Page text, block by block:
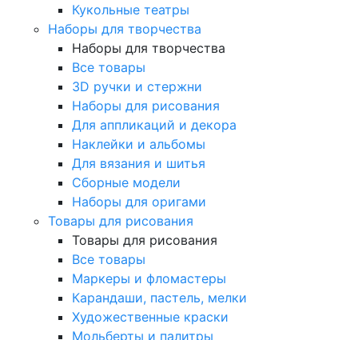
Кукольные театры
Наборы для творчества
Наборы для творчества
Все товары
3D ручки и стержни
Наборы для рисования
Для аппликаций и декора
Наклейки и альбомы
Для вязания и шитья
Сборные модели
Наборы для оригами
Товары для рисования
Товары для рисования
Все товары
Маркеры и фломастеры
Карандаши, пастель, мелки
Художественные краски
Мольберты и палитры